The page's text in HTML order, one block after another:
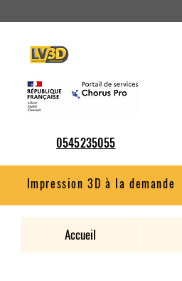
0545235055
Impression 3D à la demande
Accueil